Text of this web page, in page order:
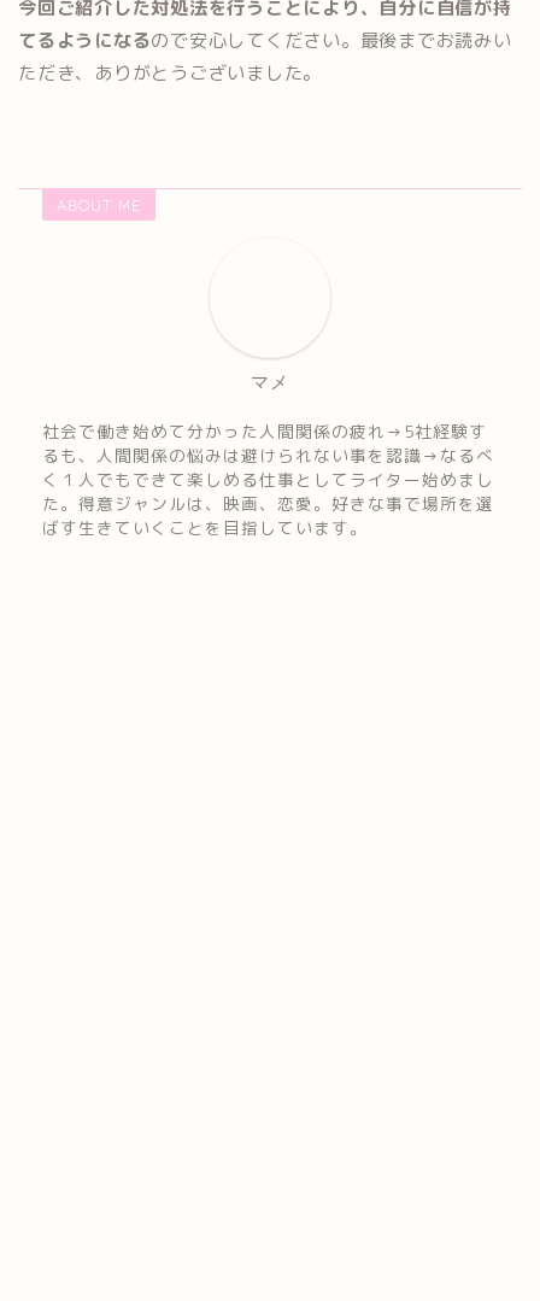
今回ご紹介した対処法を行うことにより、自分に自信が持
てるようになるので安心してください。最後までお読みい
ただき、ありがとうございました。
ABOUT ME
マメ
社会で働き始めて分かった人間関係の疲れ→5社経験す
るも、人間関係の悩みは避けられない事を認識→なるべ
く１人でもできて楽しめる仕事としてライター始めまし
た。得意ジャンルは、映画、恋愛。好きな事で場所を選
ばす生きていくことを目指しています。